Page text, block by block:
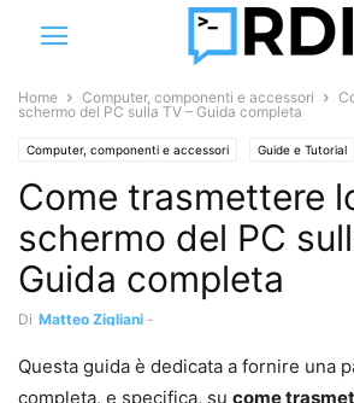
Home Computer, componenti e accessori
schermo del PC sulla TV – Guida completa
Computer, componenti e accessori Guide e Tutorial
Come trasmettere
schermo del PC
Guida completa
Di Matteo Zigliani -
Questa guida è dedicata a fornire una
completa, e specifica, su come